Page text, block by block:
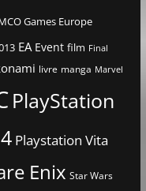
Games Europe
EA Event film Final
livre manga Marvel
PlayStation
Playstation Vita
Enix Star Wars